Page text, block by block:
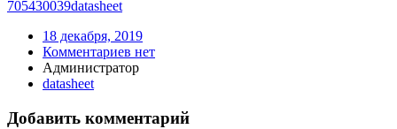
705430039datasheet
18 декабря, 2019
Комментариев нет
Администратор
datasheet
Добавить комментарий